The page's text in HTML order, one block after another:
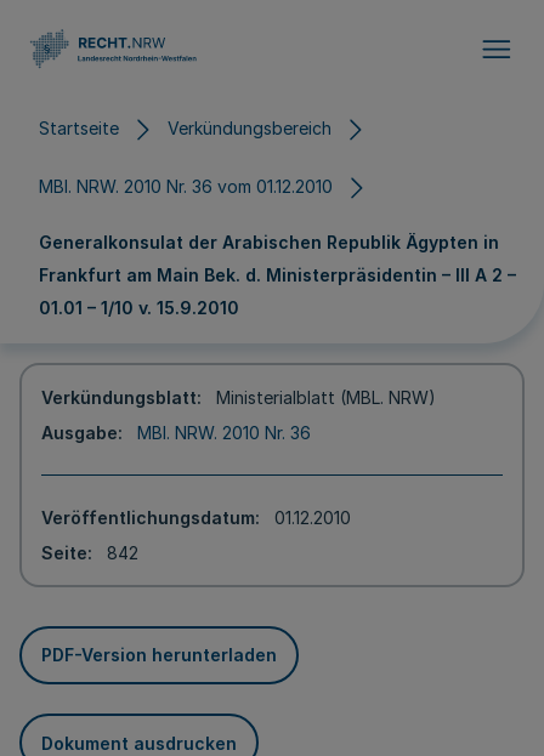
Startseite Verkündungsbereich
MBl. NRW. 2010 Nr. 36 vom 01.12.2010
Generalkonsulat der Arabischen Republik Ägypten in
Frankfurt am Main Bek. d. Ministerpräsidentin – III A 2 –
01.01 – 1/10 v. 15.9.2010
Verkündungsblatt
Ministerialblatt (MBL. NRW)
Ausgabe
MBl. NRW. 2010 Nr. 36
Veröffentlichungsdatum
01.12.2010
Seite
842
PDF-Version herunterladen
Dokument ausdrucken